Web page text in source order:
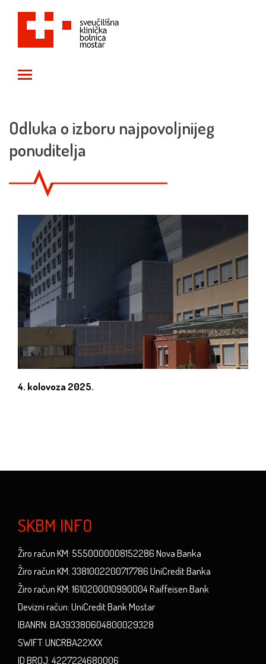
Odluka o izboru najpovoljnijeg
ponuditelja
4. kolovoza 2025.
SKBM INFO
Žiro račun KM: 5550000008152286 Nova Banka
Žiro račun KM: 3381002200717786 UniCredit Banka
Žiro račun KM: 1610200010990004 Raiffeisen Bank
Devizni račun: UniCredit Bank Mostar
IBANRN: BA393380604800029328
SWIFT: UNCRBA22XXX
ID BROJ: 4227224680006